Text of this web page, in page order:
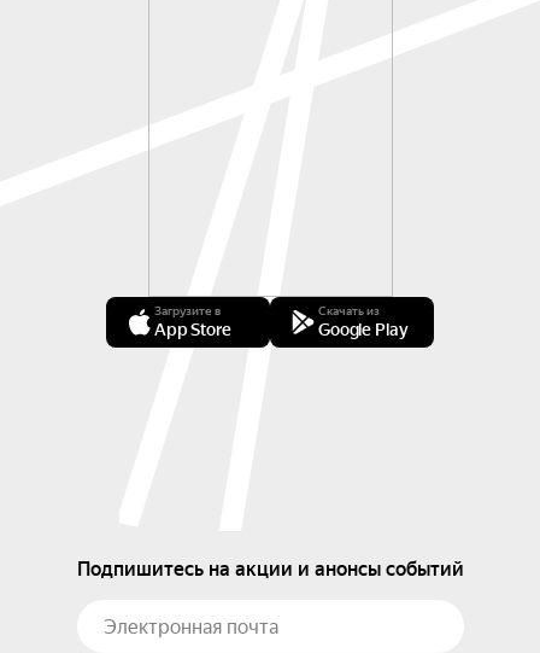
Загрузите в
App Store
Скачать из
Google Play
Подпишитесь на акции и анонсы событий